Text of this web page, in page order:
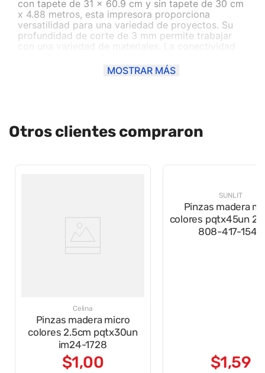
con tapete de 31 x 60.9 cm y sin tapete de 30 cm
x 4.88 metros, esta impresora proporciona
versatilidad para una variedad de proyectos. Su
profundidad de corte de 3 mm permite trabajar
con una variedad de materiales. La conectividad
archivos desde tu dispositivo, mientras que la
compatibilidad con PixScan amplía las opciones
MOSTRAR MÁS
Otros clientes compraron
Celina
Pinzas madera micro
colores 2.5cm pqtx30un
im24-1728
$1,00 $1,59